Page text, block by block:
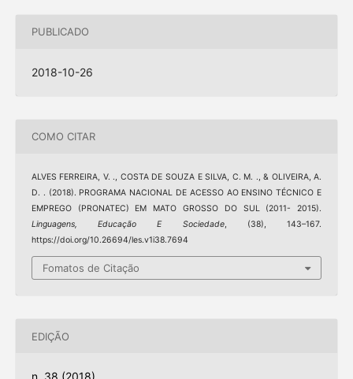
PUBLICADO
2018-10-26
COMO CITAR
ALVES FERREIRA, V. ., COSTA DE SOUZA E SILVA, C. M. ., & OLIVEIRA, A.
D. . (2018). PROGRAMA NACIONAL DE ACESSO AO ENSINO TÉCNICO E
EMPREGO (PRONATEC) EM MATO GROSSO DO SUL (2011- 2015).
Linguagens, Educação E Sociedade, (38), 143–167.
https://doi.org/10.26694/les.v1i38.7694
Fomatos de Citação
EDIÇÃO